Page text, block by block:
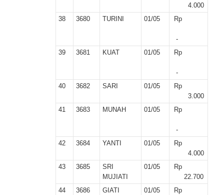
4.000
38
3680 TURINI 01/05 Rp
-
39
3681 KUAT 01/05 Rp
-
40
3682 SARI 01/05
Rp
3.000
41
3683 MUNAH 01/05 Rp
-
42
3684 YANTI 01/05
Rp
4.000
43
3685
SRI
MUJIATI
01/05
Rp
22.700
44
3686 GIATI 01/05
Rp